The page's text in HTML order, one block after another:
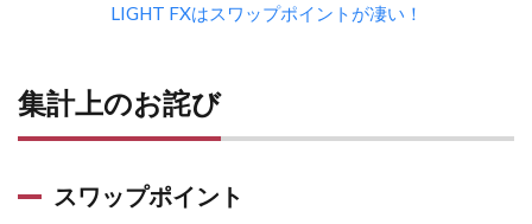
LIGHT FXはスワップポイントが凄い！
集計上のお詫び
スワップポイント